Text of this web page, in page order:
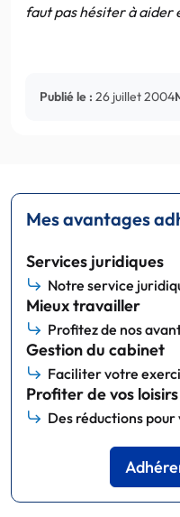
faut pas hésiter à aider
Publié le : 26 juillet 2004
Mes avantages
Services juridiques
Notre service
Mieux travailler
Profitez de nos
Gestion du cabinet
Faciliter votre
Profiter de vos loisirs
Des réductions pour